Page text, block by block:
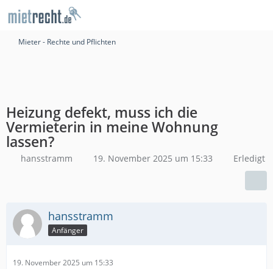
Mieter - Rechte und Pflichten
Heizung defekt, muss ich die
Vermieterin in meine Wohnung
lassen?
hansstramm 19. November 2025 um 15:33 Erledigt
hansstramm
Anfänger
19. November 2025 um 15:33